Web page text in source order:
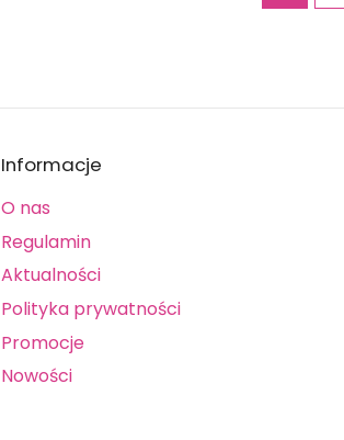
Informacje
O nas
Regulamin
Aktualności
Polityka prywatności
Promocje
Nowości